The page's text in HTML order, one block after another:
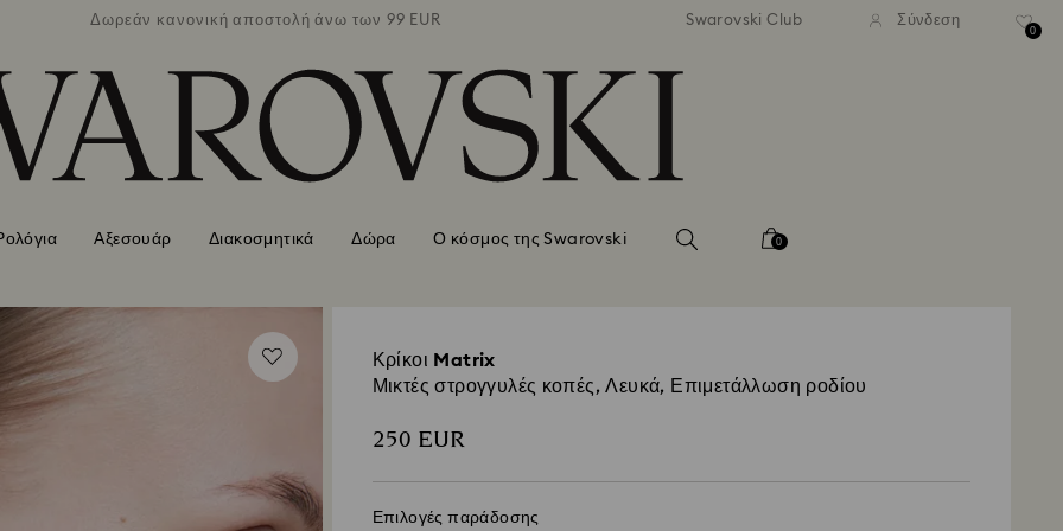
Δωρεάν κανονική αποστολή άνω των 99 EUR Δωρεάν κανονική αποστολή άνω των 99 EUR Δωρεάν κανονική αποστολή άνω
Swarovski Club Σύνδεση
0
Αξεσουάρ Διακοσμητικά Δώρα Ο κόσμος της Swarovski 0
Κρίκοι Matrix
Μικτές στρογγυλές κοπές, Λευκά, Επιμετάλλωση ροδίου
250 EUR
Επιλογές παράδοσης